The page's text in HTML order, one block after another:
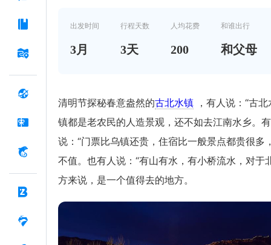
出发时间
3月
行程天数
3天
人均花费
200
和谁出行
和父母
清明节探秘春意盎然的古北水镇 ，有人说：“古北
镇都是老农民的人造景观，还不如去江南水乡。
说：“门票比乌镇还贵，住宿比一般景点都贵很多
不值。也有人说：“有山有水，有小桥流水，对于
方来说，是一个值得去的地方。